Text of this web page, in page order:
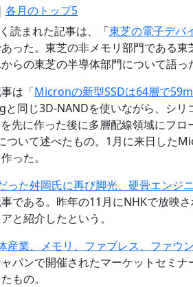
各月のトップ5
読まれた記事は、「東芝の電子デバ
あった。東芝の非メモリ部門である
らの東芝の半導体部門について語っ
は「Micronの新型SSDは64層で
と同じ3D-NANDを使いながら、シ
先に作った後に多層配線領域にフ
ついて述べたもの。1月に来日した
った。
った舛岡氏に再び脚光、硬骨エンジ
である。昨年の11月にNHKで放映
と紹介したという。
産業、メモリ、ファブレス、ファウ
パンで開催されたマーケットセミ
もの。